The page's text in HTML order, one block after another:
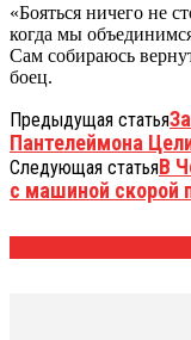
«Бояться ничего не
когда мы
Сам собираюсь
боец.
Предыдущая статья
Пантелеймона
Следующая статьяВ
с машиной скорой